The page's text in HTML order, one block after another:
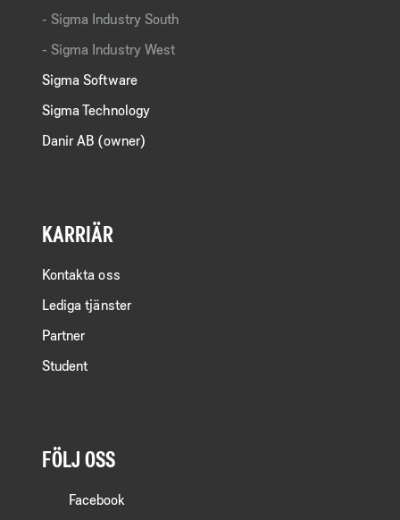
Sigma Industry South
Sigma Industry West
Sigma Software
Sigma Technology
Danir AB (owner)
KARRIÄR
Kontakta oss
Lediga tjänster
Partner
Student
FÖLJ OSS
Facebook